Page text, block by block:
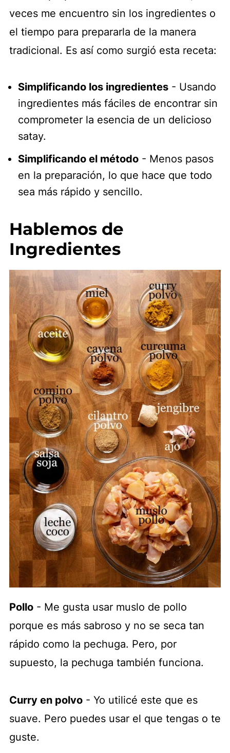
veces me encuentro sin los ingredientes o
el tiempo para prepararla de la manera
tradicional. Es así como surgió esta receta:
Simplificando los ingredientes- Usando
ingredientes más fáciles de encontrar sin
comprometer la esencia de un delicioso
satay.
Simplificando el método- Menos pasos
en la preparación, lo que hace que todo
sea más rápido y sencillo.
Hablemos de
Ingredientes
Pollo- Me gusta usar muslo de pollo
porque es más sabroso y no se seca tan
rápido como la pechuga. Pero, por
supuesto, la pechuga también funciona.
Curry en polvo- Yo utilicé este que es
suave. Pero puedes usar el que tengas o te
guste.